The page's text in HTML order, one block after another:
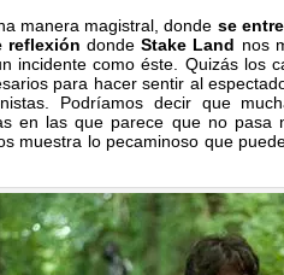
manera magistral, donde se
reflexión dondeStake Land nos
incidente como éste. Quizás los
para hacer sentir al
Podríamos decir que
en las que parece que no
muestra lo pecaminoso que